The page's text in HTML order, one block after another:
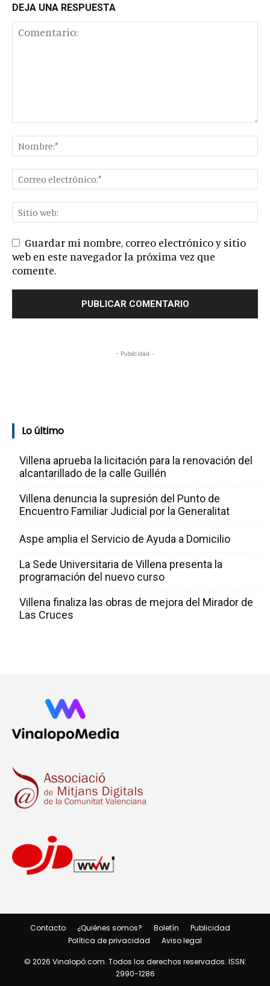
DEJA UNA RESPUESTA
Guardar mi nombre, correo electrónico y sitio
web en este navegador la próxima vez que
comente.
- Publicidad -
Lo último
Villena aprueba la licitación para la renovación del
alcantarillado de la calle Guillén
Villena denuncia la supresión del Punto de
Encuentro Familiar Judicial por la Generalitat
Aspe amplia el Servicio de Ayuda a Domicilio
La Sede Universitaria de Villena presenta la
programación del nuevo curso
Villena finaliza las obras de mejora del Mirador de
Las Cruces
Contacto ¿Quiénes somos? Boletín
Publicidad
Política de privacidad
Aviso legal
© 2026 Vinalopó.com. Todos los derechos reservados. ISSN:
2990-1286